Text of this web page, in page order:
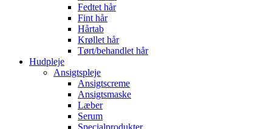
Fedtet hår
Fint hår
Hårtab
Krøllet hår
Tørt/behandlet hår
Hudpleje
Ansigtspleje
Ansigtscreme
Ansigtsmaske
Læber
Serum
Specialprodukter